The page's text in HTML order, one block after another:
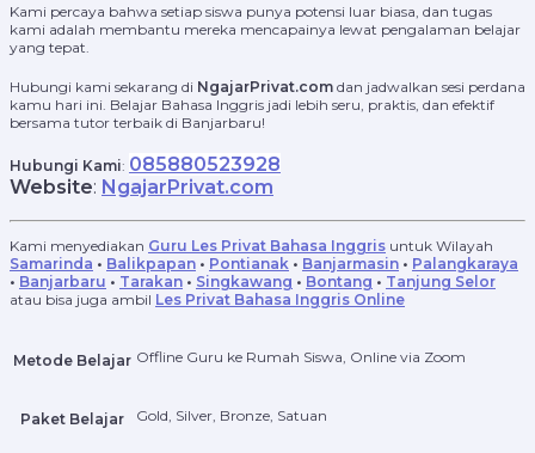
Kami percaya bahwa setiap siswa punya potensi luar biasa, dan tugas
kami adalah membantu mereka mencapainya lewat pengalaman belajar
yang tepat.
Hubungi kami sekarang di NgajarPrivat.com dan jadwalkan sesi perdana
kamu hari ini. Belajar Bahasa Inggris jadi lebih seru, praktis, dan efektif
bersama tutor terbaik di Banjarbaru!
Hubungi Kami: 085880523928
Website: NgajarPrivat.com
Kami menyediakan Guru Les Privat Bahasa Inggris untuk Wilayah
Samarinda • Balikpapan • Pontianak • Banjarmasin • Palangkaraya
• Banjarbaru • Tarakan • Singkawang • Bontang • Tanjung Selor
atau bisa juga ambil Les Privat Bahasa Inggris Online
Metode Belajar Offline Guru ke Rumah Siswa, Online via Zoom
Paket Belajar Gold, Silver, Bronze, Satuan